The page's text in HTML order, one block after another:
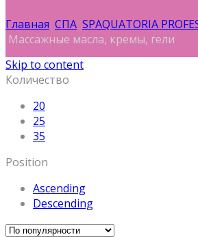
Главная СПА SPAQUATORIA
Массажные масла, кремы, гели
Skip to content
Количество
20
25
35
Position
Ascending
Descending